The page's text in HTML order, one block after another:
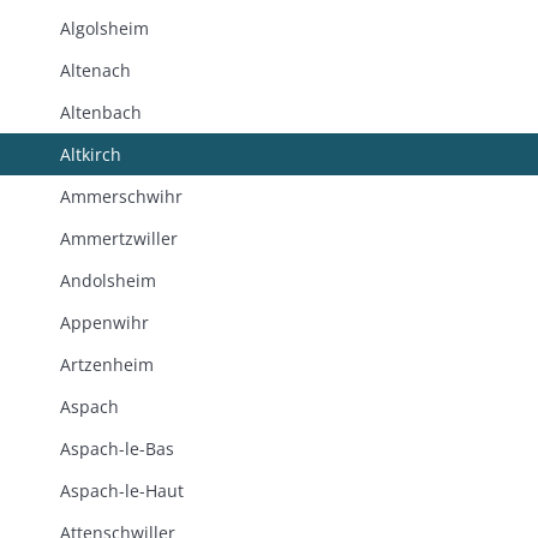
Algolsheim
Altenach
Altenbach
Altkirch
Ammerschwihr
Ammertzwiller
Andolsheim
Appenwihr
Artzenheim
Aspach
Aspach-le-Bas
Aspach-le-Haut
Attenschwiller